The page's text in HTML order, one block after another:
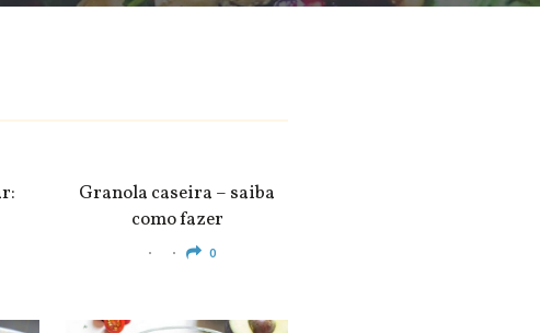
Granola caseira – saiba
como fazer
0